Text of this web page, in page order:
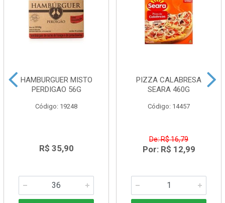
HAMBURGUER MISTO
PERDIGAO 56G
Código: 19248
R$ 35,90
PIZZA CALABRESA
SEARA 460G
Código: 14457
De: R$ 16,79
Por: R$ 12,99